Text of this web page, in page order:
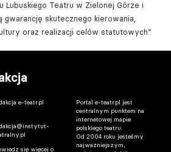
Lubuskiego Teatru w Zielonej Górze i
gwarancję skutecznego kierowania,
oraz realizacji celów statutowych”
e-teatr.pl
się więcej o
Portal e-teatr.pl jest
centralnym punktem na
internetowej mapie
polskiego teatru.
Od 2004 roku jesteśmy
najważniejszym,